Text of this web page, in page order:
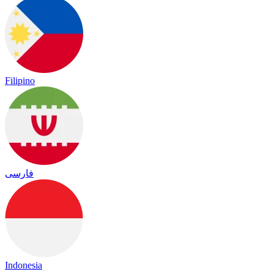
Filipino
فارسی
Indonesia